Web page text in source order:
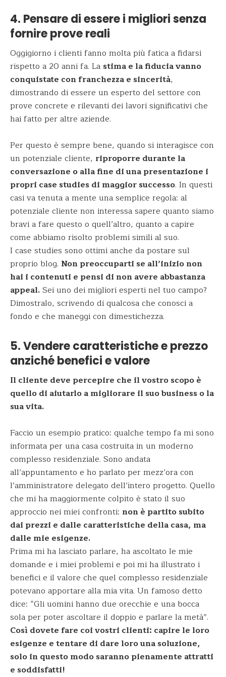
4. Pensare di essere i migliori senza
fornire prove reali
Oggigiorno i clienti fanno molta più fatica a fidarsi
rispetto a 20 anni fa. La stima e la fiducia vanno
conquistate con franchezza e sincerità,
dimostrando di essere un esperto del settore con
prove concrete e rilevanti dei lavori significativi che
hai fatto per altre aziende.
Per questo è sempre bene, quando si interagisce con
un potenziale cliente, riproporre durante la
conversazione o alla fine di una presentazione i
propri case studies di maggior successo. In questi
casi va tenuta a mente una semplice regola: al
potenziale cliente non interessa sapere quanto siamo
bravi a fare questo o quell’altro, quanto a capire
come abbiamo risolto problemi simili al suo.
I case studies sono ottimi anche da postare sul
proprio blog. Non preoccuparti se all’inizio non
hai i contenuti e pensi di non avere abbastanza
appeal.Sei uno dei migliori esperti nel tuo campo?
Dimostralo, scrivendo di qualcosa che conosci a
fondo e che maneggi con dimestichezza.
5. Vendere caratteristiche e prezzo
anziché benefici e valore
Il cliente deve percepire che il vostro scopo è
quello di aiutarlo a migliorare il suo business o la
sua vita.
Faccio un esempio pratico: qualche tempo fa mi sono
informata per una casa costruita in un moderno
complesso residenziale. Sono andata
all’appuntamento e ho parlato per mezz’ora con
l’amministratore delegato dell’intero progetto. Quello
che mi ha maggiormente colpito è stato il suo
approccio nei miei confronti: non è partito subito
dai prezzi e dalle caratteristiche della casa, ma
dalle mie esigenze.
Prima mi ha lasciato parlare, ha ascoltato le mie
domande e i miei problemi e poi mi ha illustrato i
benefici e il valore che quel complesso residenziale
potevano apportare alla mia vita. Un famoso detto
dice: “Gli uomini hanno due orecchie e una bocca
sola per poter ascoltare il doppio e parlare la metà”.
Così dovete fare coi vostri clienti: capire le loro
esigenze e tentare di dare loro una soluzione,
solo in questo modo saranno pienamente attratti
e soddisfatti!